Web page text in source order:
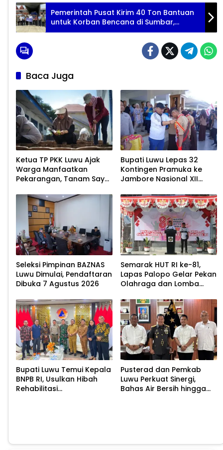
Pemerintah Pusat Kirim 40 Ton Bantuan
untuk Korban Bencana di Sumbar,
Sumut, dan Aceh
Baca Juga
Ketua TP PKK Luwu Ajak
Warga Manfaatkan
Pekarangan, Tanam Sayur
Bupati Luwu Lepas 32
Kontingen Pramuka ke
Jambore Nasional XII
Seleksi Pimpinan BAZNAS
Luwu Dimulai, Pendaftaran
Dibuka 7 Agustus 2026
Semarak HUT RI ke-81,
Lapas Palopo Gelar Pekan
Olahraga dan Lomba
Bupati Luwu Temui Kepala
BNPB RI, Usulkan Hibah
Rehabilitasi
Pusterad dan Pemkab
Luwu Perkuat Sinergi,
Bahas Air Bersih hingga